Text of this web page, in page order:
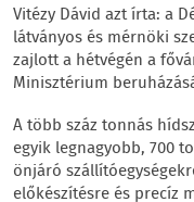
Vitézy Dávid azt írta: a
látványos és mérnöki
zajlott a hétvégén a
Minisztérium
A több száz tonnás
egyik legnagyobb, 700
önjáró
előkészítésre és precíz